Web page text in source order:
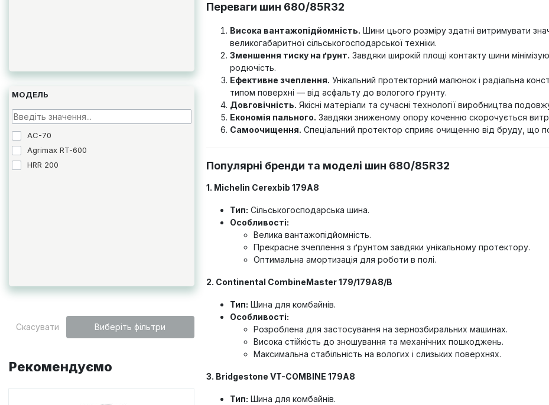
МОДЕЛЬ
AC-70
Agrimax RT-600
HRR 200
Скасувати Виберіть фільтри
Рекомендуємо
Переваги шин 680/85R32
Висока вантажопідйомність. Шини цього розміру здатні витримувати
великогабаритної сільськогосподарської техніки.
Зменшення тиску на ґрунт. Завдяки широкій площі контакту шини
родючість.
Ефективне зчеплення. Унікальний протекторний малюнок і радіальна
типом поверхні — від асфальту до вологого ґрунту.
Довговічність. Якісні матеріали та сучасні технології виробництва
Економія пального. Завдяки зниженому опору коченню скорочується
Самоочищення. Спеціальний протектор сприяє очищенню від бруду, що
Популярні бренди та моделі шин 680/85R32
1. Michelin Cerexbib 179A8
Тип: Сільськогосподарська шина.
Особливості:
Велика вантажопідйомність.
Прекрасне зчеплення з ґрунтом завдяки унікальному протектору.
Оптимальна амортизація для роботи в полі.
2. Continental CombineMaster 179/179A8/B
Тип: Шина для комбайнів.
Особливості:
Розроблена для застосування на зернозбиральних машинах.
Висока стійкість до зношування та механічних пошкоджень.
Максимальна стабільність на вологих і слизьких поверхнях.
3. Bridgestone VT-COMBINE 179A8
Тип: Шина для комбайнів.